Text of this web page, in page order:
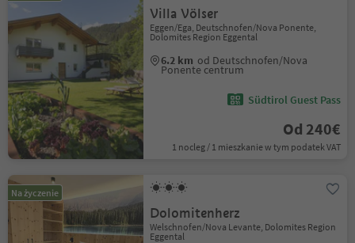
Villa Völser
Eggen/Ega, Deutschnofen/Nova Ponente,
Dolomites Region Eggental
6.2 km od Deutschnofen/Nova
Ponente centrum
Südtirol Guest Pass
Od 240€
1 nocleg / 1 mieszkanie w tym podatek VAT
Na życzenie
Dolomitenherz
Welschnofen/Nova Levante, Dolomites Region
Eggental